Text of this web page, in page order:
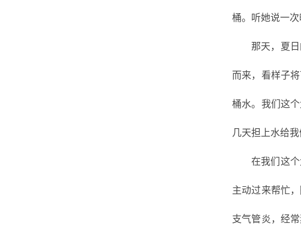
桶。听她说一
那天，夏
而来，看样子
桶水。我们这
几天担上水给
在我们这
主动过来帮忙
支气管炎，经